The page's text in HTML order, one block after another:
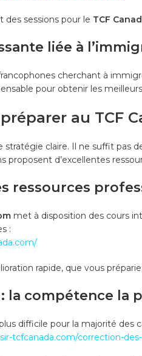
sessions pour le TCF
liée à
cherchant à
pour obtenir les
au TCF
stratégie claire. Il ne suffit pas
proposent d’excellentes
ressources
met à disposition des cours
:
rapide, que vous
la compétence la
difficile pour la majorité
tcfcanada.com/correction-